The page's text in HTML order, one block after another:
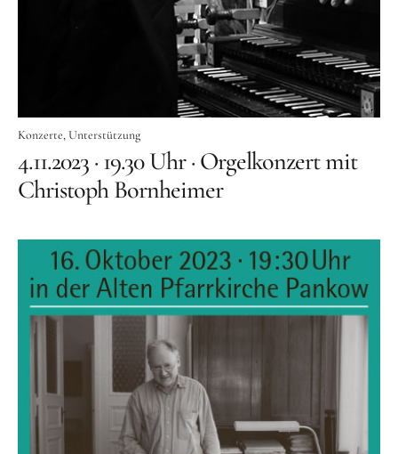
Wolfgang Thierse
2019 · LOTTO-Stiftung Berlin
Festschrift
Konzertarchiv
Orgelherbst 2025
Orgelherbst 2023
Orgelherbst 2022
Orgelakademie 2022
Orgelherbst 2021
Benefiz
Konzerte Unterstützung
4.11.2023 · 19.30 Uhr · Orgelkonzert mit
Christoph Bornheimer